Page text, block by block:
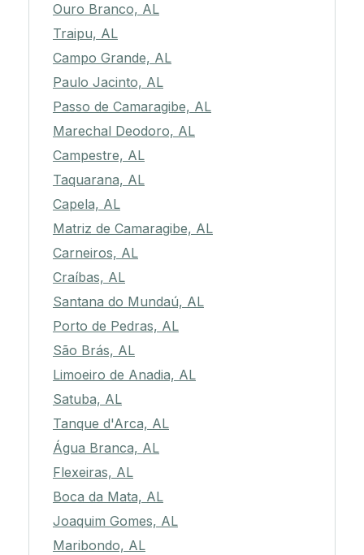
Ouro Branco, AL
Traipu, AL
Campo Grande, AL
Paulo Jacinto, AL
Passo de Camaragibe, AL
Marechal Deodoro, AL
Campestre, AL
Taquarana, AL
Capela, AL
Matriz de Camaragibe, AL
Carneiros, AL
Craíbas, AL
Santana do Mundaú, AL
Porto de Pedras, AL
São Brás, AL
Limoeiro de Anadia, AL
Satuba, AL
Tanque d'Arca, AL
Água Branca, AL
Flexeiras, AL
Boca da Mata, AL
Joaquim Gomes, AL
Maribondo, AL